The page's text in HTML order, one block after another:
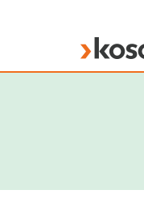
KOSCOM